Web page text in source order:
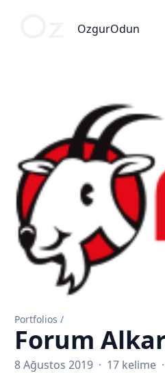
OzgurOdun
Portfolios /
Forum
8 Ağustos 2019 · 17 kelime ·